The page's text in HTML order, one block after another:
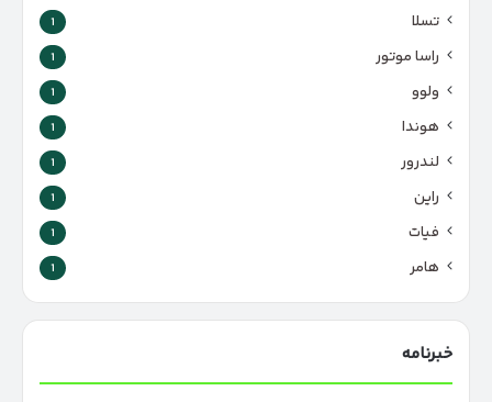
تسلا 1
راسا موتور 1
ولوو 1
هوندا 1
لندرور 1
راین 1
فیات 1
هامر 1
خبرنامه